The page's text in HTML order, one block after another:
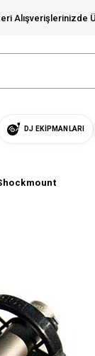
Alışverişlerinizde
DJ EKIPMANLARI